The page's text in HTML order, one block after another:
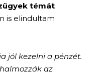
témát
is elindultam
jól kezelni a pénzét.
az